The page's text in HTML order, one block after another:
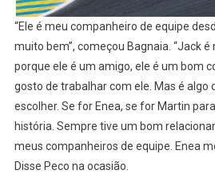
“Ele é meu companheiro de equipe
muito bem”, começou Bagnaia. “Jack
porque ele é um amigo, ele é um bom
gosto de trabalhar com ele. Mas é algo
escolher. Se for Enea, se for Martin
história. Sempre tive um bom
meus companheiros de equipe. Enea
Disse Peco na ocasião.